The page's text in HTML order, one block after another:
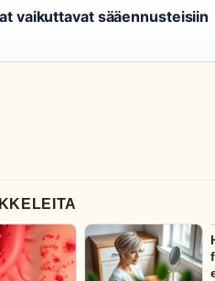
vaikuttavat sääennusteisiin